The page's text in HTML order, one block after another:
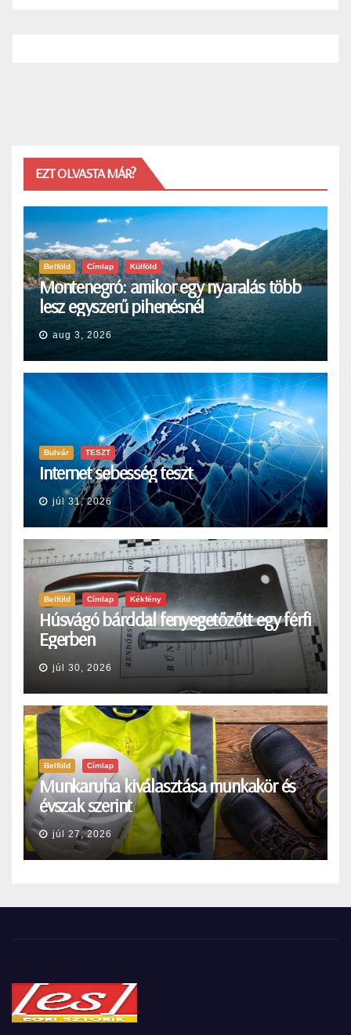
EZT OLVASTA MÁR?
Belföld Címlap Külföld
Montenegró: amikor egy nyaralás több
lesz egyszerű pihenésnél
aug 3, 2026
Bulvár TESZT
Internet sebesség teszt
júl 31, 2026
Belföld Címlap Kékfény
Húsvágó bárddal fenyegetőzőtt egy férfi
Egerben
júl 30, 2026
Belföld Címlap
Munkaruha kiválasztása munkakör és
évszak szerint
júl 27, 2026